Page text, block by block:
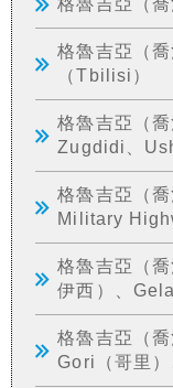
格魯吉亞（
（Tbilisi）
格魯吉亞（
Zugdidi、
格魯吉亞（
Military
格魯吉亞（
伊西）、
格魯吉亞（
Gori（哥里